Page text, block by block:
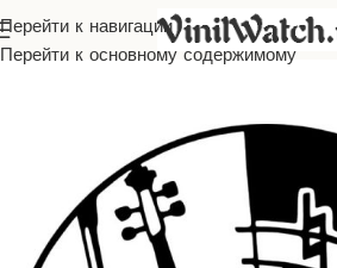
Перейти к навигации
Перейти к основному содержимому
Главная Часы из виниловой пластинки